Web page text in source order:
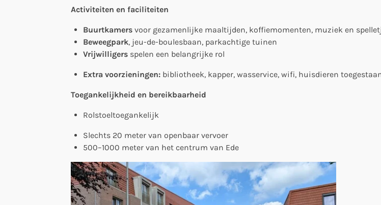
Activiteiten en faciliteiten
Buurtkamers voor gezamenlijke maaltijden, koffiemomenten, muziek en
Beweegpark, jeu-de-boulesbaan, parkachtige tuinen
Vrijwilligers spelen een belangrijke rol
Extra voorzieningen: bibliotheek, kapper, wasservice, wifi, huisdieren
Toegankelijkheid en bereikbaarheid
Rolstoeltoegankelijk
Slechts 20 meter van openbaar vervoer
500–1000 meter van het centrum van Ede